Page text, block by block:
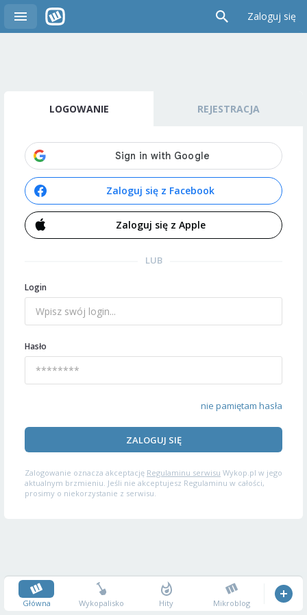
Zaloguj się
LOGOWANIE REJESTRACJA
Zaloguj się z Facebook
Zaloguj się z Apple
LUB
Login
Hasło
nie pamiętam hasła
ZALOGUJ SIĘ
Zalogowanie oznacza akceptację Regulaminu serwisu Wykop.pl w jego
aktualnym brzmieniu. Jeśli nie akceptujesz Regulaminu w całości,
prosimy o niekorzystanie z serwisu.
Główna Wykopalisko Hity Mikroblog